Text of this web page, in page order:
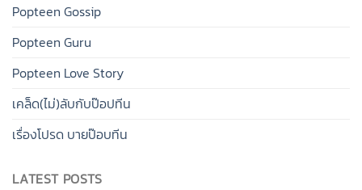
Popteen Gossip
Popteen Guru
Popteen Love Story
เคล็ด(ไม่)ลับกับป๊อปทีน
เรื่องโปรด บายป๊อบทีน
LATEST POSTS